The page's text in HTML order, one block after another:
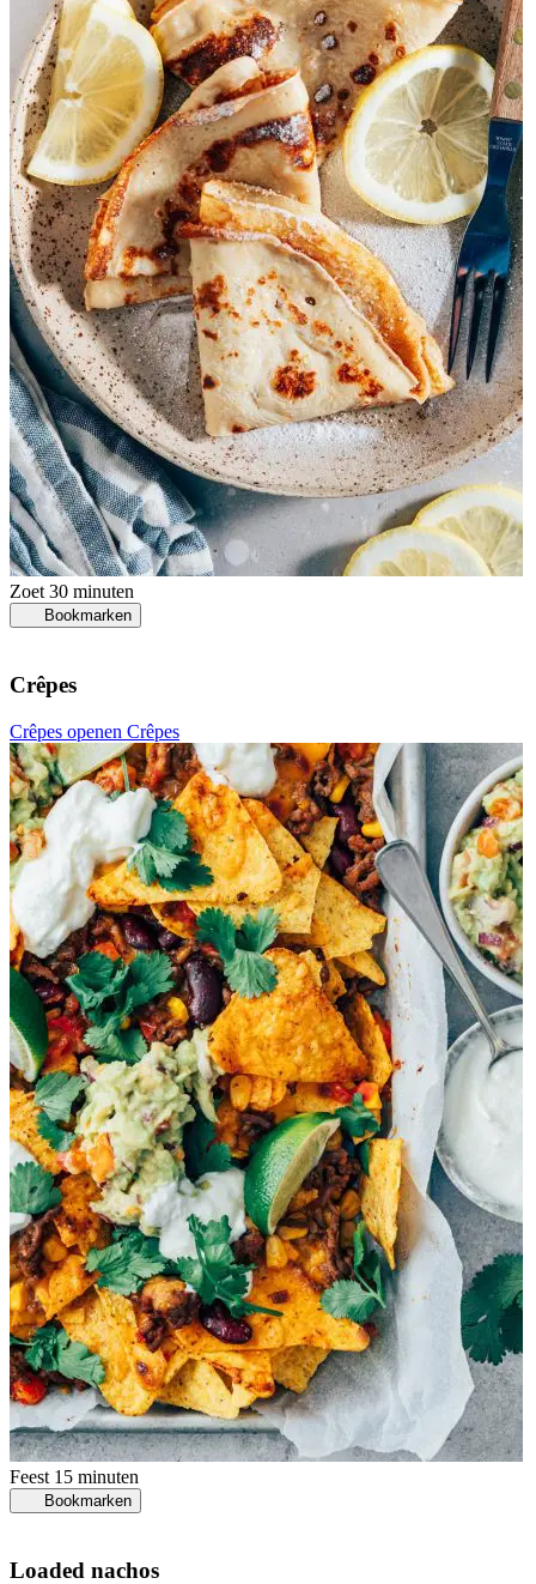
Zoet 30 minuten
Bookmarken
Crêpes
Crêpes openen Crêpes
Feest 15 minuten
Bookmarken
Loaded nachos